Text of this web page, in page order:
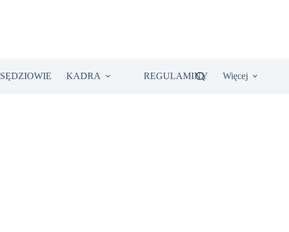
SĘDZIOWIE KADRA REGULAMINY Więcej